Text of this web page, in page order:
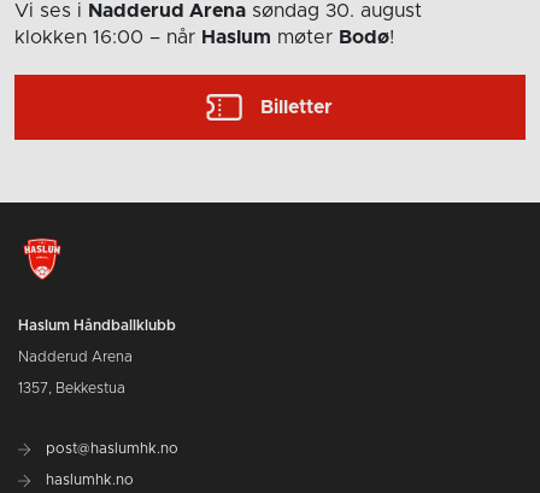
Vi ses i Nadderud Arena søndag 30. august
klokken 16:00 – når Haslum møter Bodø!
Billetter
Haslum Håndballklubb
Nadderud Arena
1357, Bekkestua
post@haslumhk.no
haslumhk.no